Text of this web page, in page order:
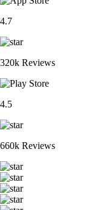
4.7
320k Reviews
4.5
660k Reviews